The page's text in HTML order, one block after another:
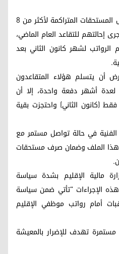
وأشارت إلى أن هذا المبلغ يمثل المستحقات المتراكمة لأكثر من 8
للتقاعد العام الماضي،
لشهر كانون الثاني بعد
أن يتسلم هؤلاء المتقاعدون
لعدة أشهر دفعة واحدة، إلا أن
(كانون الثاني) واحتجزت بقية
في حالة تواصل مستمر مع
هذا الملف وضمان صرف مستحقات
مالية الإقليم بشدة سياسة
هذه الإجراءات "تأتي ضمن سياسة
أمام رواتب موظفي الإقليم
تهدف للإضرار بالمعيشة